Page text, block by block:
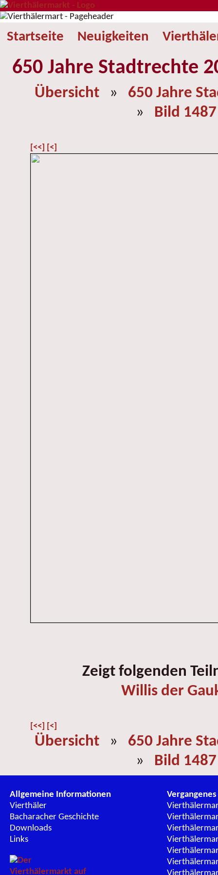
Startseite Neuigkeiten
650 Jahre Stadtrechte
Übersicht » 650 Jahre
» Bild 1487
[<<] [<]
Zeigt folgenden
Willis der
[<<] [<]
Übersicht » 650 Jahre
» Bild 1487
Allgemeine Informationen
Vierthäler
Bacharacher Geschichte
Downloads
Links
Vergangenes